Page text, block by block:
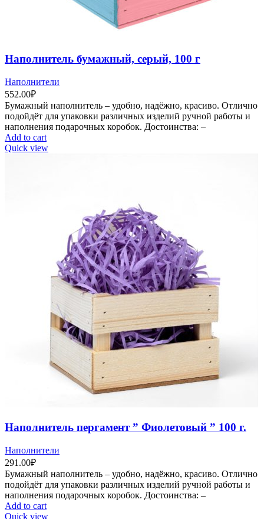
Наполнитель бумажный, серый, 100 г
Наполнители
552.00₽
Бумажный наполнитель – удобно, надёжно, красиво. Отлично
подойдёт для упаковки различных изделий ручной работы и
наполнения подарочных коробок. Достоинства: –
Add to cart
Quick view
Наполнитель пергамент ” Фиолетовый ” 100 г.
Наполнители
291.00₽
Бумажный наполнитель – удобно, надёжно, красиво. Отлично
подойдёт для упаковки различных изделий ручной работы и
наполнения подарочных коробок. Достоинства: –
Add to cart
Quick view